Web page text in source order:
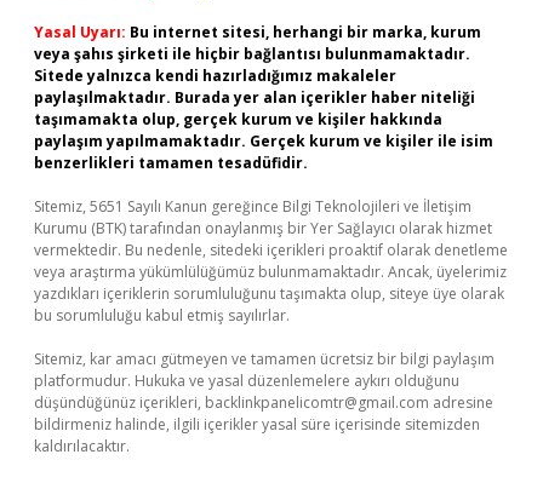
Yasal Uyarı: Bu internet sitesi, herhangi bir marka, kurum
veya şahıs şirketi ile hiçbir bağlantısı bulunmamaktadır.
Sitede yalnızca kendi hazırladığımız makaleler
paylaşılmaktadır. Burada yer alan içerikler haber niteliği
taşımamakta olup, gerçek kurum ve kişiler hakkında
paylaşım yapılmamaktadır. Gerçek kurum ve kişiler ile isim
benzerlikleri tamamen tesadüfidir.
Sitemiz, 5651 Sayılı Kanun gereğince Bilgi Teknolojileri ve İletişim
Kurumu (BTK) tarafından onaylanmış bir Yer Sağlayıcı olarak hizmet
vermektedir. Bu nedenle, sitedeki içerikleri proaktif olarak denetleme
veya araştırma yükümlülüğümüz bulunmamaktadır. Ancak, üyelerimiz
yazdıkları içeriklerin sorumluluğunu taşımakta olup, siteye üye olarak
bu sorumluluğu kabul etmiş sayılırlar.
Sitemiz, kar amacı gütmeyen ve tamamen ücretsiz bir bilgi paylaşım
platformudur. Hukuka ve yasal düzenlemelere aykırı olduğunu
düşündüğünüz içerikleri, backlinkpanelicomtr@gmail.com adresine
bildirmeniz halinde, ilgili içerikler yasal süre içerisinde sitemizden
kaldırılacaktır.